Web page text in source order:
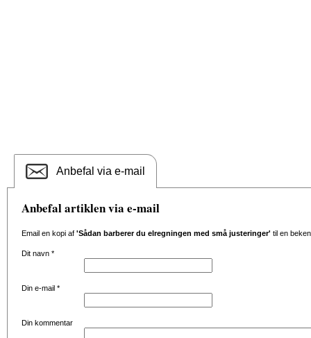
Anbefal via e-mail
Anbefal artiklen via e-mail
Email en kopi af 'Sådan barberer du elregningen med små justeringer' til en
Dit navn *
Din e-mail *
Din kommentar